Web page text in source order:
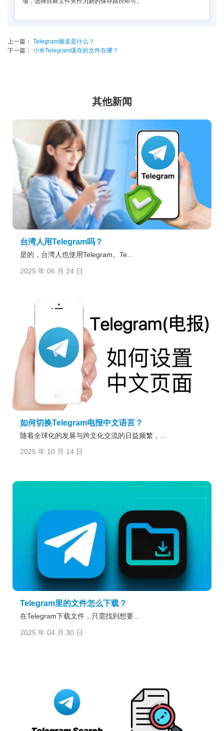
上一篇： Telegram频道是什么？
下一篇： 小米Telegram缓存的文件在哪？
其他新闻
台湾人用Telegram吗？
是的，台湾人也使用Telegram。Te...
2025 年 06 月 24 日
如何切换Telegram电报中文语言？
随着全球化的发展与跨文化交流的日益频繁，...
2025 年 10 月 14 日
Telegram里的文件怎么下载？
在Telegram下载文件，只需找到想要...
2025 年 04 月 30 日